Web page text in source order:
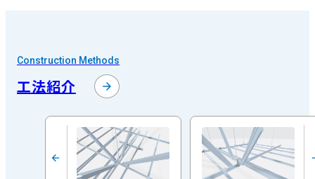
Construction Methods
工法紹介